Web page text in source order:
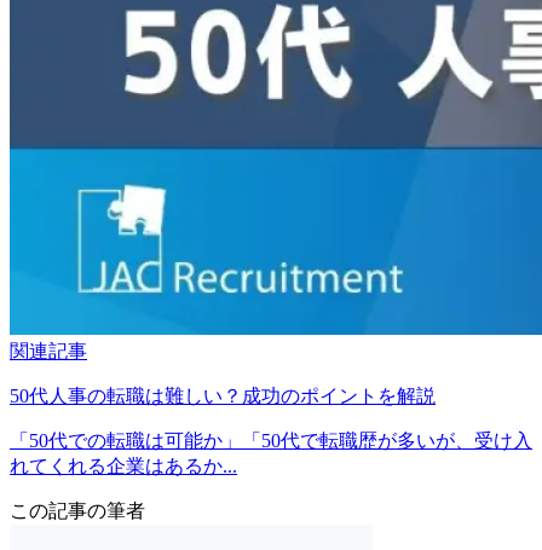
関連記事
50代人事の転職は難しい？成功のポイントを解説
「50代での転職は可能か」「50代で転職歴が多いが、受け入
れてくれる企業はあるか...
この記事の筆者